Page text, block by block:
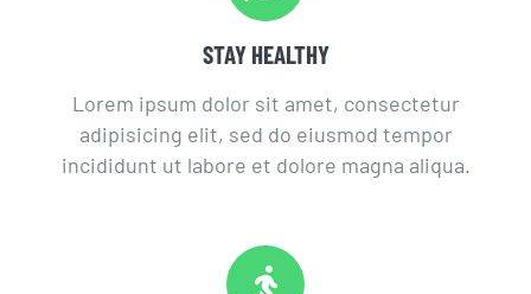
STAY HEALTHY
Lorem ipsum dolor sit amet, consectetur
adipisicing elit, sed do eiusmod tempor
incididunt ut labore et dolore magna aliqua.